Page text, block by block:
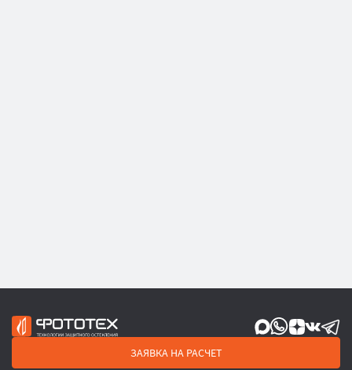
ЗАЯВКА НА РАСЧЕТ